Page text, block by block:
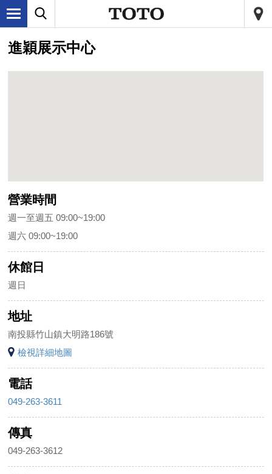
進穎展示中心
營業時間
週一至週五 09:00~19:00
週六 09:00~19:00
休館日
週日
地址
南投縣竹山鎮大明路186號
檢視詳細地圖
電話
049-263-3611
傳真
049-263-3612